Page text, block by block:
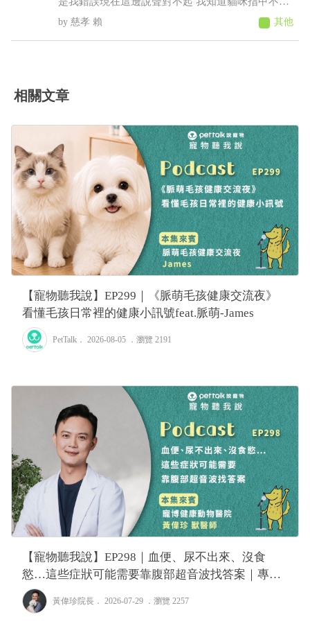
剪太深 我有先做功課 上一次剪完大概兩個禮拜 我
今天要幫他剪的時候發現他很抗拒 一看發現他腳有
慈孝 賴 其他
相關文章
【寵物聽我說】EP299｜《脈萌毛孩健康交流夜》
看懂毛孩日常裡的健康小訊號feat.脈萌-James
PetTalk ． 2026-08-05 ． 瀏覽 2191
【寵物聽我說】EP298｜血便、尿不出來、沒食
慾…這些症狀可能需要靠腹部超音波找答案｜專業
獸醫—黃偉珍
黃偉珍院長 ． 2026-07-29 ． 瀏覽 2257